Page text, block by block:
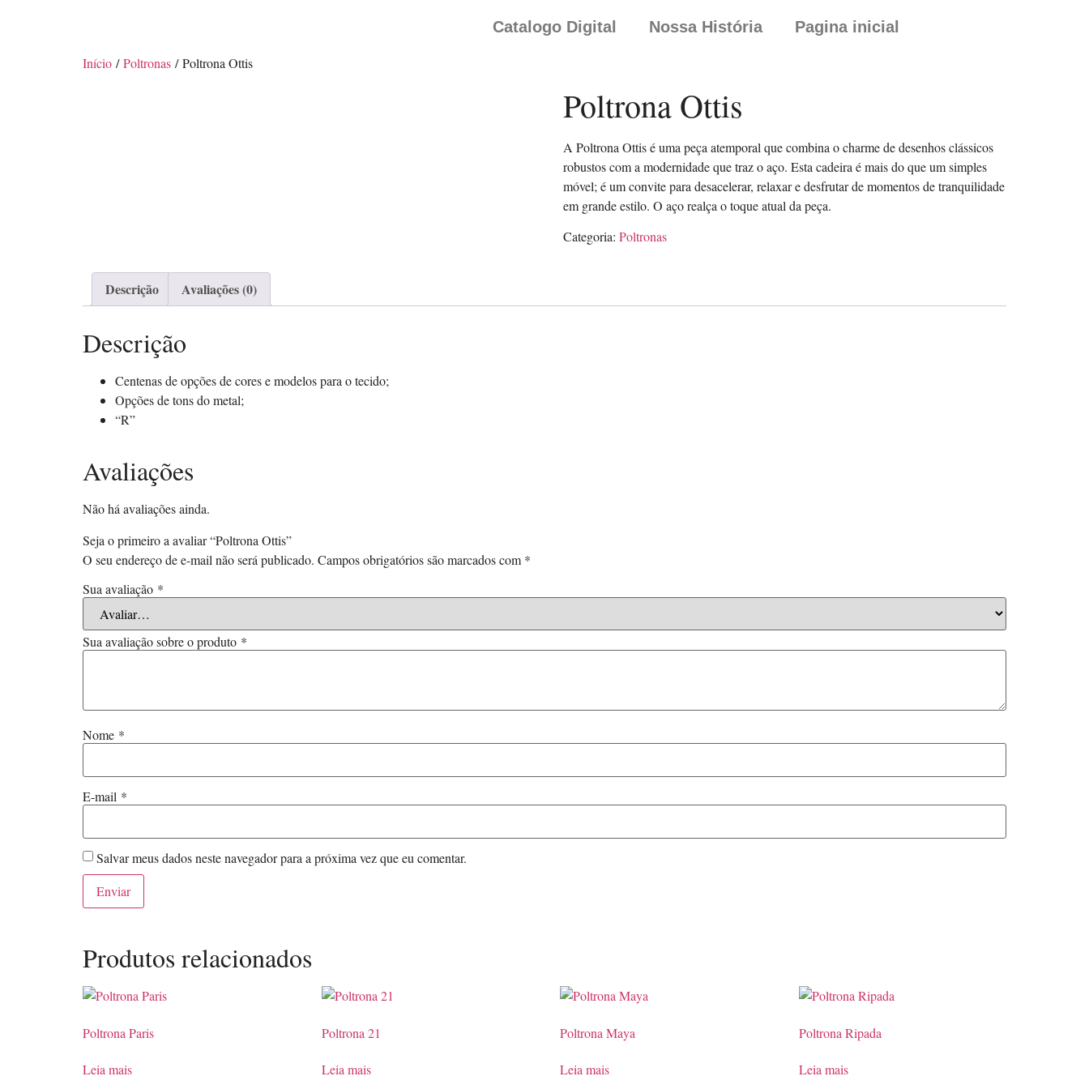
Catalogo Digital Nossa História Pagina inicial
Início /Poltronas / Poltrona Ottis
Poltrona Ottis
A Poltrona Ottis é uma peça atemporal que combina o charme de desenhos clássicos
robustos com a modernidade que traz o aço. Esta cadeira é mais do que um simples
móvel; é um convite para desacelerar, relaxar e desfrutar de momentos de tranquilidade
em grande estilo. O aço realça o toque atual da peça.
Categoria: Poltronas
Descrição Avaliações (0)
Descrição
Centenas de opções de cores e modelos para o tecido;
Opções de tons do metal;
“R”
Avaliações
Não há avaliações ainda.
Seja o primeiro a avaliar “Poltrona Ottis”
O seu endereço de e-mail não será publicado. Campos obrigatórios são marcados com *
Sua avaliação *
Sua avaliação sobre o produto *
Nome *
E-mail *
Salvar meus dados neste navegador para a próxima vez que eu comentar.
Produtos relacionados
Poltrona Paris
Leia mais
Poltrona 21
Leia mais
Poltrona Maya
Leia mais
Poltrona Ripada
Leia mais